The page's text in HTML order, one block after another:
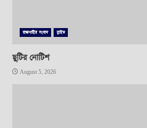
রাজশাহীর সংবাদ স্লাইড
ছুটির নোটিশ
August 5, 2026